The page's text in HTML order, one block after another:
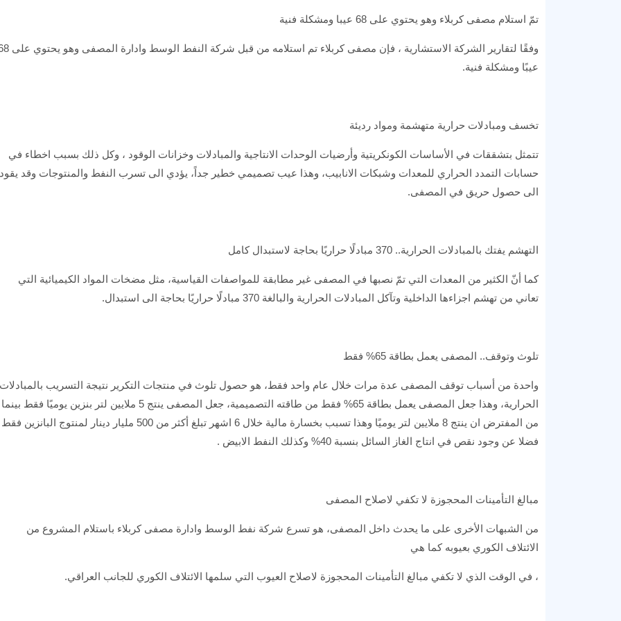
تمّ استلام مصفى كربلاء وهو يحتوي على 68 عيبا ومشكلة فنية
وفقًا لتقارير الشركة الاستشارية ، فإن مصفى كربلاء تم استلامه من قبل شركة
عيبًا ومشكلة فنية.
تخسف ومبادلات حرارية متهشمة ومواد رديئة
تتمثل بتشققات في الأساسات الكونكريتية وأرضيات الوحدات الانتاجية والمبادلات وخزانات الوقود ، وكل ذلك بسبب اخطاء في
حسابات التمدد الحراري للمعدات وشبكات الانابيب، وهذا عيب تصميمي خطير جداً، يؤدي الى تسرب النفط والمنتوجات وقد يقود
الى حصول حريق في المصفى.
التهشم يفتك بالمبادلات الحرارية.. 370 مبادلًا حراريًا بحاجة لاستبدال كامل
كما أنّ الكثير من المعدات التي تمّ نصبها في المصفى غير مطابقة للمواصفات القياسية، مثل مضخات المواد الكيميائية التي
تعاني من تهشم اجزاءها الداخلية وتآكل المبادلات الحرارية والبالغة 370 مبادلًا حراريًا بحاجة الى استبدال.
تلوث وتوقف.. المصفى يعمل بطاقة 65% فقط
واحدة من أسباب توقف المصفى عدة مرات خلال عام واحد فقط، هو حصول تلوث في منتجات التكرير نتيجة التسريب بالمبادلات
الحرارية، وهذا جعل المصفى يعمل بطاقة 65% فقط من طاقته التصميمية، جعل المصفى ينتج 5 ملايين لتر بنزين يوميًا فقط بينما
من المفترض ان ينتج 8 ملايين لتر يوميًا وهذا تسبب بخسارة مالية خلال 6 اشهر تبلغ أكثر من 500 مليار دينار لمنتوج البانزين فقط
فضلا عن وجود نقص في انتاج الغاز السائل بنسبة 40% وكذلك النفط الابيض .
مبالغ التأمينات المحجوزة لا تكفي لاصلاح المصفى
من الشبهات الأخرى على ما يحدث داخل المصفى، هو تسرع شركة نفط الوسط وادارة مصفى كربلاء باستلام المشروع من
الائتلاف الكوري بعيوبه كما هي
، في الوقت الذي لا تكفي مبالغ التأمينات المحجوزة لاصلاح العيوب التي سلمها الائتلاف الكوري للجانب العراقي.